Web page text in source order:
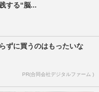
する“脳...
ずに買うのはもったいな
PR(合同会社デジタルファーム )